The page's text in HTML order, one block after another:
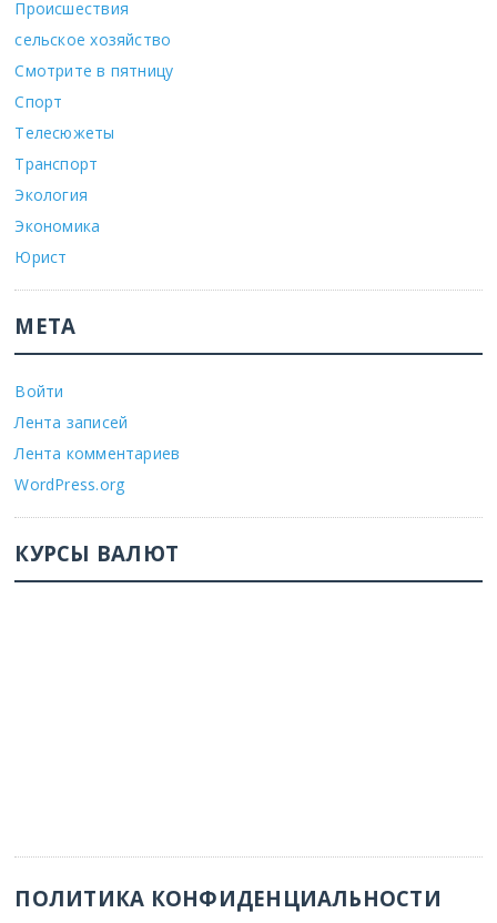
Происшествия
сельское хозяйство
Смотрите в пятницу
Спорт
Телесюжеты
Транспорт
Экология
Экономика
Юрист
МЕТА
Войти
Лента записей
Лента комментариев
WordPress.org
КУРСЫ ВАЛЮТ
ПОЛИТИКА КОНФИДЕНЦИАЛЬНОСТИ